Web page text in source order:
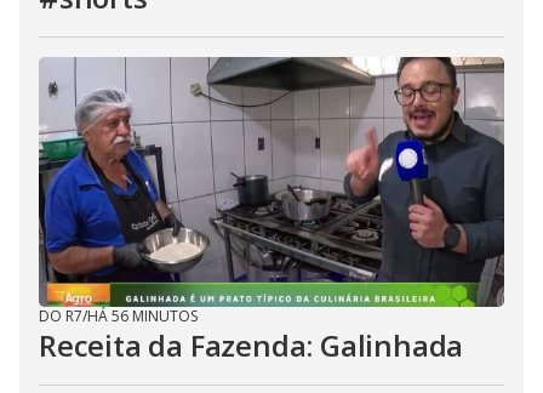
DO R7/HÁ 56 MINUTOS
Receita da Fazenda: Galinhada